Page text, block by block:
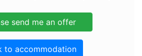
to accommodation